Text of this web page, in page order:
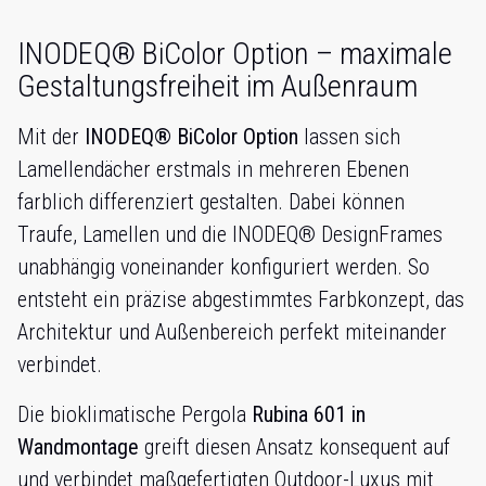
INODEQ® BiColor Option – maximale
Gestaltungsfreiheit im Außenraum
Mit der INODEQ® BiColor Option lassen sich
Lamellendächer erstmals in mehreren Ebenen
farblich differenziert gestalten. Dabei können
Traufe, Lamellen und die INODEQ® DesignFrames
unabhängig voneinander konfiguriert werden. So
entsteht ein präzise abgestimmtes Farbkonzept, das
Architektur und Außenbereich perfekt miteinander
verbindet.
Die bioklimatische Pergola Rubina 601 in
Wandmontage greift diesen Ansatz konsequent auf
und verbindet maßgefertigten Outdoor-Luxus mit